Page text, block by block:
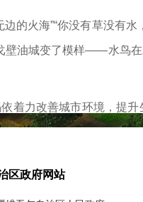
边的火海”“你没有草没有水
壁油城变了模样——水鸟
着力改善城市环境，提
区政府网站